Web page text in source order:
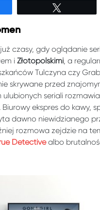
czasy, gdy oglądanie
iZłotopolskimi, a
Tulczyna czy
skrywane przed
seriali
Biurowy ekspres do kawy,
dawno niewidzianego
rozmowa zejdzie na
Detectivealbo